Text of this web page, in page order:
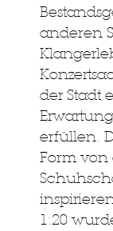
anderen
der Stadt
erfüllen.
Form von
1:20